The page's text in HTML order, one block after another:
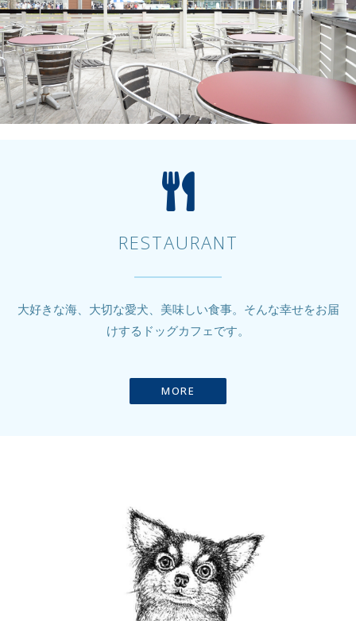
RESTAURANT
大好きな海、大切な愛犬、美味しい食事。そんな幸せをお届
けするドッグカフェです。
MORE